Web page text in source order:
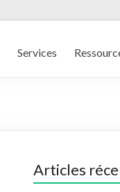
Services
Articles